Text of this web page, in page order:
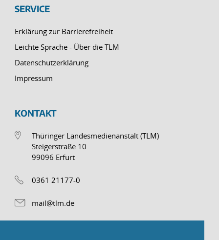
SERVICE
Erklärung zur Barrierefreiheit
Leichte Sprache - Über die TLM
Datenschutzerklärung
Impressum
KONTAKT
Thüringer Landesmedienanstalt (TLM)
Steigerstraße 10
99096 Erfurt
0361 21177-0
mail@tlm.de